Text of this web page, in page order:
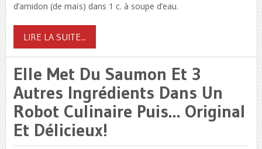
d’amidon (de maïs) dans 1 c. à soupe d’eau.
LIRE LA SUITE...
Elle Met Du Saumon Et 3
Autres Ingrédients Dans Un
Robot Culinaire Puis… Original
Et Délicieux!